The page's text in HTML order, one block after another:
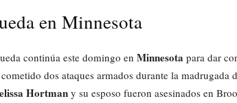
en Minnesota
continúa este domingo en Minnesota para dar
dos ataques armados durante la madrugada
Hortman y su esposo fueron asesinados en